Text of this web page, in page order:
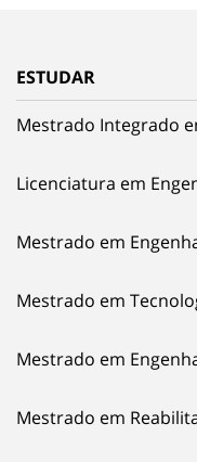
ESTUDAR
Mestrado Integrado
Licenciatura em
Mestrado em
Mestrado em
Mestrado em
Mestrado em